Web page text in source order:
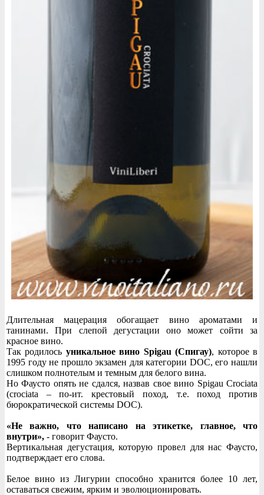
Длительная мацерация обогащает вино ароматами и
танинами. При слепой дегустации оно может сойти за
красное вино.
Так родилось уникальное вино Spigau (Спигау), которое в
1995 году не прошло экзамен для категории DOC, его нашли
слишком полнотелым и темным для белого вина.
Но Фаусто опять не сдался, назвав свое вино Spigau Crociata
(crociata – по-ит. крестовый поход, т.е. поход против
бюрократической системы DOC).
«Не важно, что написано на этикетке, главное, что
внутри», - говорит Фаусто.
Вертикальная дегустация, которую провел для нас Фаусто,
подтверждает его слова.
Белое вино из Лигурии способно хранится более 10 лет,
оставаться свежим, ярким и эволюционировать.